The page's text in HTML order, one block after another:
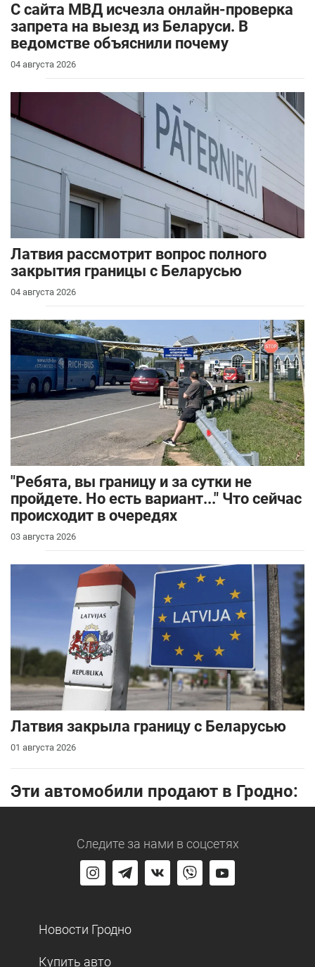
С сайта МВД исчезла онлайн-проверка
запрета на выезд из Беларуси. В
ведомстве объяснили почему
04 августа 2026
Латвия рассмотрит вопрос полного
закрытия границы с Беларусью
04 августа 2026
"Ребята, вы границу и за сутки не
пройдете. Но есть вариант..." Что сейчас
происходит в очередях
03 августа 2026
Латвия закрыла границу с Беларусью
01 августа 2026
Эти автомобили продают в Гродно:
Следите за нами в соцсетях
Новости Гродно
Купить авто